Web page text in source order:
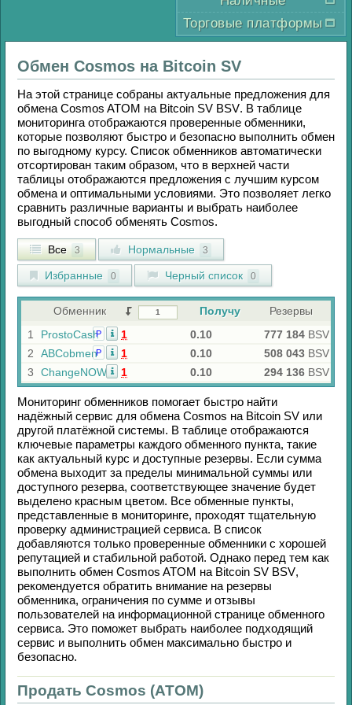
Торговые платформы
Обмен Cosmos на Bitcoin SV
На этой странице собраны актуальные предложения для
обмена Cosmos ATOM на Bitcoin SV BSV. В таблице
мониторинга отображаются проверенные обменники,
которые позволяют быстро и безопасно выполнить обмен
по выгодному курсу. Список обменников автоматически
отсортирован таким образом, что в верхней части
таблицы отображаются предложения с лучшим курсом
обмена и оптимальными условиями. Это позволяет легко
сравнить различные варианты и выбрать наиболее
выгодный способ обменять Cosmos.
Все 3 Нормальные 3
Избранные 0 Черный список 0
Обменник Получу
Резервы
1
ProstoCashР 1 0.10 777 184 BSV
2
ABCobmenР 1 0.10 508 043 BSV
3
ChangeNOW 1 0.10 294 136 BSV
Мониторинг обменников помогает быстро найти
надёжный сервис для обмена Cosmos на Bitcoin SV или
другой платёжной системы. В таблице отображаются
ключевые параметры каждого обменного пункта, такие
как актуальный курс и доступные резервы. Если сумма
обмена выходит за пределы минимальной суммы или
доступного резерва, соответствующее значение будет
выделено красным цветом. Все обменные пункты,
представленные в мониторинге, проходят тщательную
проверку администрацией сервиса. В список
добавляются только проверенные обменники с хорошей
репутацией и стабильной работой. Однако перед тем как
выполнить обмен Cosmos ATOM на Bitcoin SV BSV,
рекомендуется обратить внимание на резервы
обменника, ограничения по сумме и отзывы
пользователей на информационной странице обменного
сервиса. Это поможет выбрать наиболее подходящий
сервис и выполнить обмен максимально быстро и
безопасно.
Продать Cosmos (ATOM)